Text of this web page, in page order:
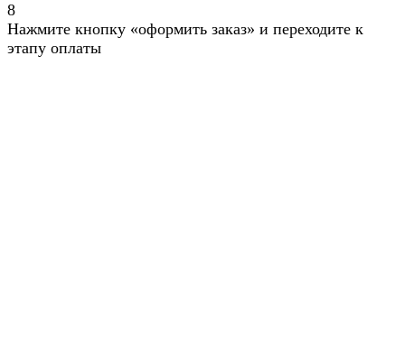
8
Нажмите кнопку «оформить заказ» и переходите к
этапу оплаты